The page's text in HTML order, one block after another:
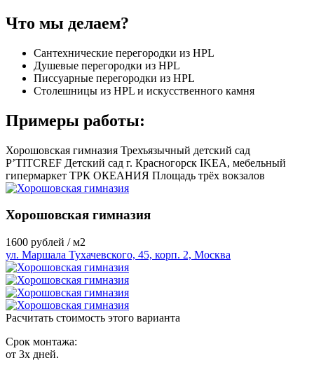
Что мы делаем?
Сантехнические перегородки из HPL
Душевые перегородки из HPL
Писсуарные перегородки из HPL
Столешницы из HPL и искусственного камня
Примеры работы:
Хорошовская гимназия Трехъязычный детский сад
P’TITCREF Детский сад г. Красногорск IKEA, мебельный
гипермаркет ТРК ОКЕАНИЯ Площадь трёх вокзалов
Хорошовская гимназия
1600 рублей / м2
ул. Маршала Тухачевского, 45, корп. 2, Москва
Расчитать стоимость этого варианта
Срок монтажа:
от 3х дней.